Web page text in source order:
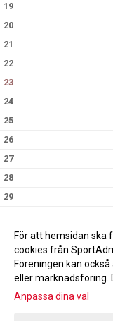
19
20
21
22
23
24
25
26
27
28
29
Gå
För att hemsidan ska
cookies från
Föreningen kan
eller marknadsföring.
Anpassa dina val